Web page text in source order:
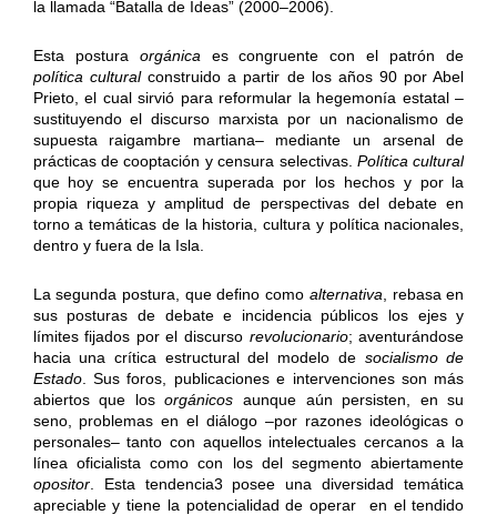
la llamada “Batalla de Ideas” (2000–2006).
Esta postura orgánica es congruente con el patrón de
política culturalconstruido a partir de los años 90 por Abel
Prieto, el cual sirvió para reformular la hegemonía estatal –
sustituyendo el discurso marxista por un nacionalismo de
supuesta raigambre martiana– mediante un arsenal de
prácticas de cooptación y censura selectivas. Política cultural
que hoy se encuentra superada por los hechos y por la
propia riqueza y amplitud de perspectivas del debate en
torno a temáticas de la historia, cultura y política nacionales,
dentro y fuera de la Isla.
La segunda postura, que defino como alternativa , rebasa en
sus posturas de debate e incidencia públicos los ejes y
límites fijados por el discurso revolucionario; aventurándose
hacia una crítica estructural del modelo de socialismo de
Estado. Sus foros, publicaciones e intervenciones son más
abiertos que losorgánicos aunque aún persisten, en su
seno, problemas en el diálogo –por razones ideológicas o
personales– tanto con aquellos intelectuales cercanos a la
línea oficialista como con los del segmento abiertamente
opositor. Esta tendencia3 posee una diversidad temática
apreciable y tiene la potencialidad de operar en el tendido